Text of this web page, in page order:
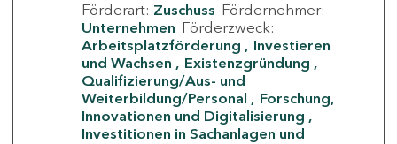
Förderart: Zuschuss Fördernehmer:
Unternehmen Förderzweck:
Arbeitsplatzförderung
Investieren
und Wachsen
Existenzgründung
Qualifizierung/Aus- und
Weiterbildung/Personal
Forschung,
Innovationen und Digitalisierung
Investitionen in Sachanlagen und